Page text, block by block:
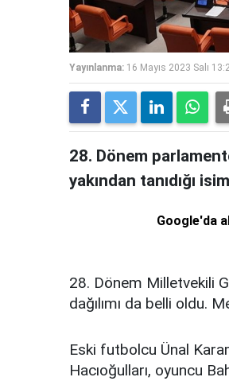
Yayınlanma: 16 Mayıs 2023 Salı
28. Dönem
yakından tanıdığı
Google'da
28. Dönem Milletvekili
dağılımı da belli oldu.
Eski futbolcu Ünal
Hacıoğulları, oyuncu